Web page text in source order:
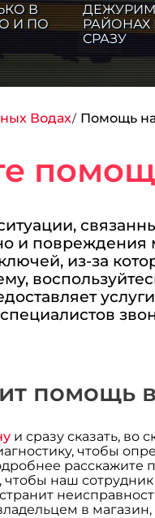
В
И ПО
СРАЗУ
Водах Помощь
и
из-за
помощь
и сразу сказать, во
чтобы
расскажите
чтобы наш
в